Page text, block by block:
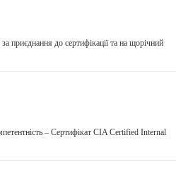
приєднання до сертифікації та на щорічний
– Сертифікат CIA Certified Internal